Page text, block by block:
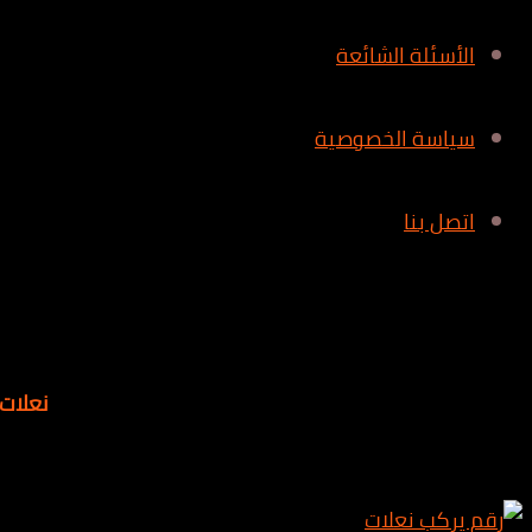
الأسئلة الشائعة
سياسة الخصوصية
اتصل بنا